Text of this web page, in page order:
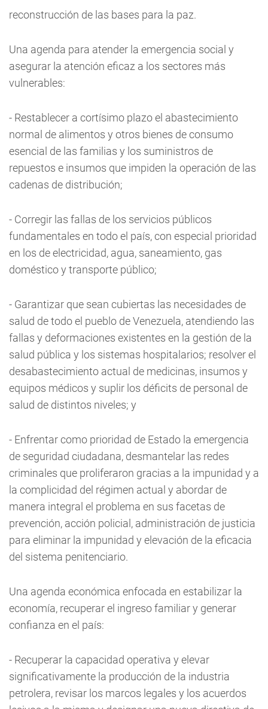
reconstrucción de las bases para la paz.
Una agenda para atender la emergencia social y
asegurar la atención eficaz a los sectores más
vulnerables:
- Restablecer a cortísimo plazo el abastecimiento
normal de alimentos y otros bienes de consumo
esencial de las familias y los suministros de
repuestos e insumos que impiden la operación de las
cadenas de distribución;
- Corregir las fallas de los servicios públicos
fundamentales en todo el país, con especial prioridad
en los de electricidad, agua, saneamiento, gas
doméstico y transporte público;
- Garantizar que sean cubiertas las necesidades de
salud de todo el pueblo de Venezuela, atendiendo las
fallas y deformaciones existentes en la gestión de la
salud pública y los sistemas hospitalarios; resolver el
desabastecimiento actual de medicinas, insumos y
equipos médicos y suplir los déficits de personal de
salud de distintos niveles; y
- Enfrentar como prioridad de Estado la emergencia
de seguridad ciudadana, desmantelar las redes
criminales que proliferaron gracias a la impunidad y a
la complicidad del régimen actual y abordar de
manera integral el problema en sus facetas de
prevención, acción policial, administración de justicia
para eliminar la impunidad y elevación de la eficacia
del sistema penitenciario.
Una agenda económica enfocada en estabilizar la
economía, recuperar el ingreso familiar y generar
confianza en el país:
- Recuperar la capacidad operativa y elevar
significativamente la producción de la industria
petrolera, revisar los marcos legales y los acuerdos